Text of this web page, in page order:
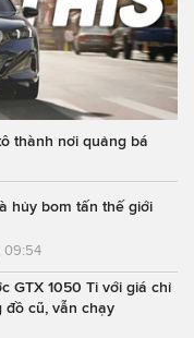
thành nơi quảng bá
hủy bom tấn thế giới
09:54
GTX 1050 Ti với giá chỉ
đồ cũ, vẫn chạy